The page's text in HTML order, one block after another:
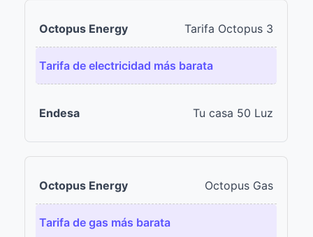
Tarifa Octopus 3
Tarifa de electricidad más barata
Tu casa 50 Luz
Octopus Gas
Tarifa de gas más barata